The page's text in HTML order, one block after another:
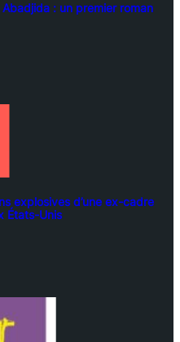
: un premier roman
explosives d’une ex-cadre
États-Unis